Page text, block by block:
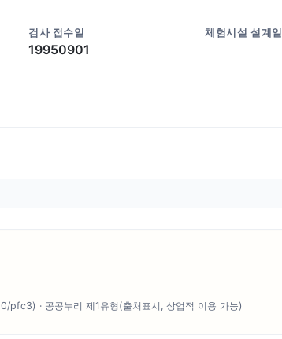
검사 접수일
19950901
체험시설 설계일
· 공공누리 제1유형(출처표시, 상업적 이용 가능)